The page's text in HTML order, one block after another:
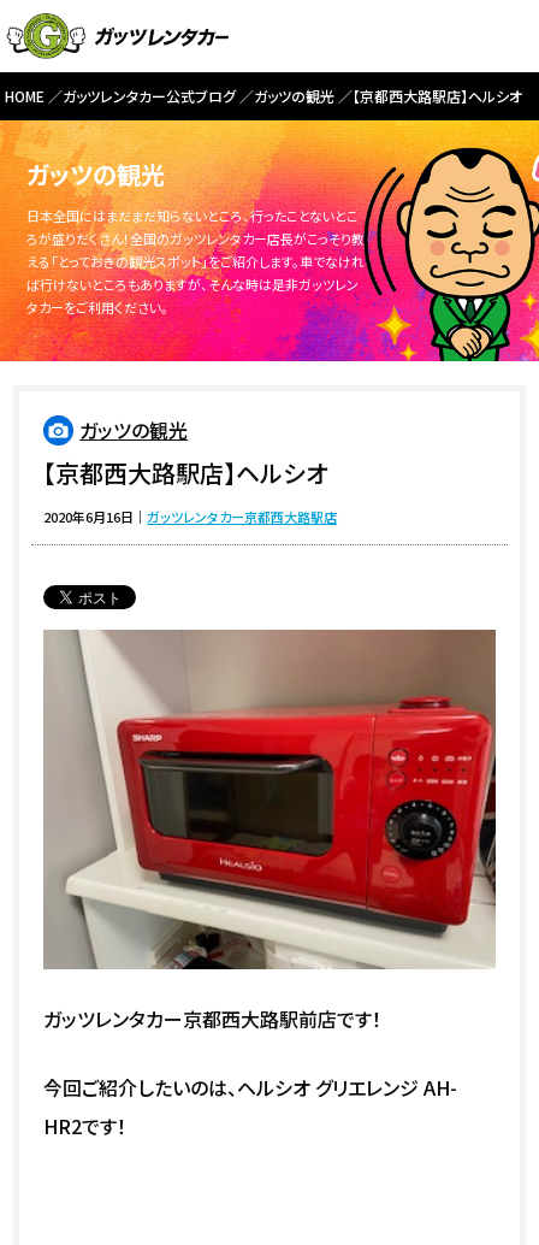
HOME ガッツレンタカー公式ブログ ガッツの観光 【京都西大路駅店】ヘルシオ
ガッツの観光
日本全国にはまだまだ知らないところ、行ったことないとこ
ろが盛りだくさん！全国のガッツレンタカー店長がこっそり教
える「とっておきの観光スポット」をご紹介します。車でなけれ
ば行けないところもありますが、そんな時は是非ガッツレン
タカーをご利用ください。
ガッツの観光
【京都西大路駅店】ヘルシオ
2020年6月16日 ｜ガッツレンタカー京都西大路駅店
ガッツレンタカー京都西大路駅前店です！
今回ご紹介したいのは、ヘルシオ グリエレンジ AH-
HR2です！